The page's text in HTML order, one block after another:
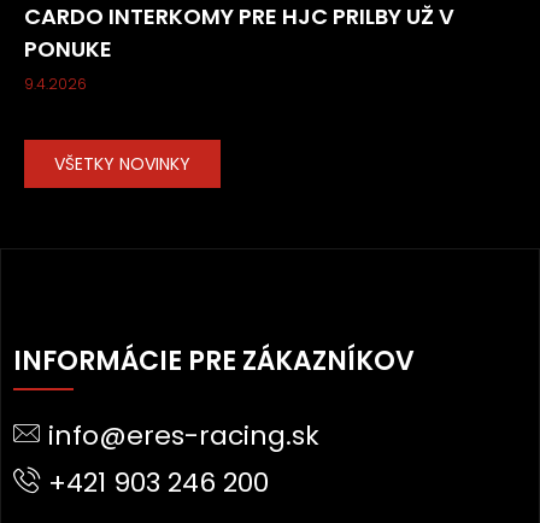
CARDO INTERKOMY PRE HJC PRILBY UŽ V
PONUKE
9.4.2026
VŠETKY NOVINKY
Á
P
T
INFORMÁCIE PRE ZÁKAZNÍKOV
info@eres-racing.sk
+421 903 246 200